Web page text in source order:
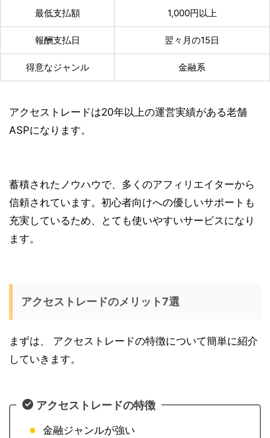
最低支払額 1,000円以上
報酬支払日 翌々月の15日
得意なジャンル 金融系
アクセストレードは20年以上の運営実績がある老舗
ASPになります。
蓄積されたノウハウで、多くのアフィリエイターから
信頼されています。初心者向けへの優しいサポートも
充実しているため、とても使いやすいサービスになり
ます。
アクセストレードのメリット7選
まずは、 アクセストレードの特徴について簡単に紹介
していきます。
アクセストレードの特徴
金融ジャンルが強い